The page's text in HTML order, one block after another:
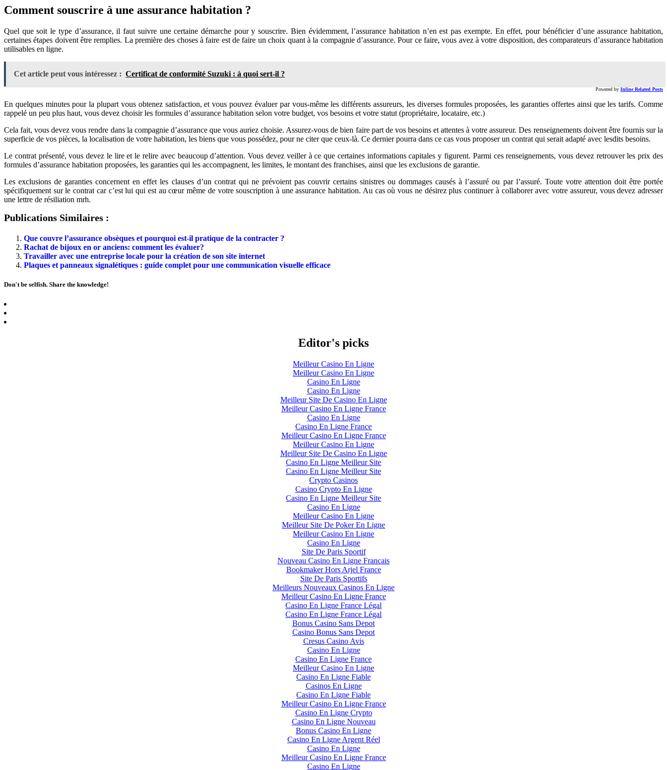
Comment souscrire à une assurance habitation ?
Quel que soit le type d’assurance, il faut suivre une certaine démarche pour y souscrire. Bien évidemment, l’assurance habitation n’en est pas exempte. En effet, pour bénéficier d’une assurance habitation,
certaines étapes doivent être remplies. La première des choses à faire est de faire un choix quant à la compagnie d’assurance. Pour ce faire, vous avez à votre disposition, des comparateurs d’assurance habitation
utilisables en ligne.
Cet article peut vous intéressez : Certificat de conformité Suzuki : à quoi sert-il ?
Powered by Inline Related Posts
En quelques minutes pour la plupart vous obtenez satisfaction, et vous pouvez évaluer par vous-même les différents assureurs, les diverses formules proposées, les garanties offertes ainsi que les tarifs. Comme
rappelé un peu plus haut, vous devez choisir les formules d’assurance habitation selon votre budget, vos besoins et votre statut (propriétaire, locataire, etc.)
Cela fait, vous devez vous rendre dans la compagnie d’assurance que vous auriez choisie. Assurez-vous de bien faire part de vos besoins et attentes à votre assureur. Des renseignements doivent être fournis sur la
superficie de vos pièces, la localisation de votre habitation, les biens que vous possédez, pour ne citer que ceux-là. Ce dernier pourra dans ce cas vous proposer un contrat qui serait adapté avec lesdits besoins.
Le contrat présenté, vous devez le lire et le relire avec beaucoup d’attention. Vous devez veiller à ce que certaines informations capitales y figurent. Parmi ces renseignements, vous devez retrouver les prix des
formules d’assurance habitation proposées, les garanties qui les accompagnent, les limites, le montant des franchises, ainsi que les exclusions de garantie.
Les exclusions de garanties concernent en effet les clauses d’un contrat qui ne prévoient pas couvrir certains sinistres ou dommages causés à l’assuré ou par l’assuré. Toute votre attention doit être portée
spécifiquement sur le contrat car c’est lui qui est au cœur même de votre souscription à une assurance habitation. Au cas où vous ne désirez plus continuer à collaborer avec votre assureur, vous devez adresser
une lettre de résiliation mrh.
Publications Similaires :
Que couvre l’assurance obsèques et pourquoi est-il pratique de la contracter ?
Rachat de bijoux en or anciens: comment les évaluer?
Travailler avec une entreprise locale pour la création de son site internet
Plaques et panneaux signalétiques : guide complet pour une communication visuelle efficace
Don't be selfish. Share the knowledge!
Editor's picks
Meilleur Casino En Ligne
Meilleur Casino En Ligne
Casino En Ligne
Casino En Ligne
Meilleur Site De Casino En Ligne
Meilleur Casino En Ligne France
Casino En Ligne
Casino En Ligne France
Meilleur Casino En Ligne France
Meilleur Casino En Ligne
Meilleur Site De Casino En Ligne
Casino En Ligne Meilleur Site
Casino En Ligne Meilleur Site
Crypto Casinos
Casino Crypto En Ligne
Casino En Ligne Meilleur Site
Casino En Ligne
Meilleur Casino En Ligne
Meilleur Site De Poker En Ligne
Meilleur Casino En Ligne
Casino En Ligne
Site De Paris Sportif
Nouveau Casino En Ligne Francais
Bookmaker Hors Arjel France
Site De Paris Sportifs
Meilleurs Nouveaux Casinos En Ligne
Meilleur Casino En Ligne France
Casino En Ligne France Légal
Casino En Ligne France Légal
Bonus Casino Sans Depot
Casino Bonus Sans Depot
Cresus Casino Avis
Casino En Ligne
Casino En Ligne France
Meilleur Casino En Ligne
Casino En Ligne Fiable
Casinos En Ligne
Casino En Ligne Fiable
Meilleur Casino En Ligne France
Casino En Ligne Crypto
Casino En Ligne Nouveau
Bonus Casino En Ligne
Casino En Ligne Argent Réel
Casino En Ligne
Meilleur Casino En Ligne France
Casino En Ligne